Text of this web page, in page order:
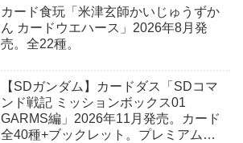
カード食玩「米津玄師かいじゅうずか
ん カードウエハース」2026年8月発
売。全22種。
【SDガンダム】カードダス「SDコマ
ンド戦記 ミッションボックス01
GARMS編」2026年11月発売。カード
全40種+ブックレット。プレミアムバ